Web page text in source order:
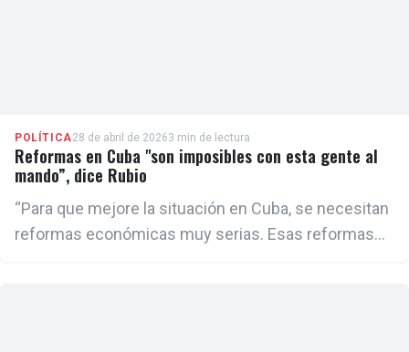
POLÍTICA28 de abril de 20263 min de lectura
Reformas en Cuba "son imposibles con esta gente al
mando”, dice Rubio
“Para que mejore la situación en Cuba, se necesitan
reformas económicas muy serias. Esas reformas